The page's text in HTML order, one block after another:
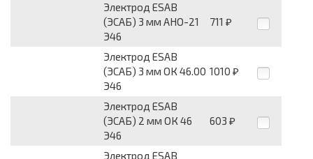
Электрод ESAB
(ЭСАБ) 3 мм АНО-21
Э46
711 ₽
Электрод ESAB
(ЭСАБ) 3 мм ОК 46.00
Э46
1010 ₽
Электрод ESAB
(ЭСАБ) 2 мм ОК 46
Э46
603 ₽
Электрод ESAB